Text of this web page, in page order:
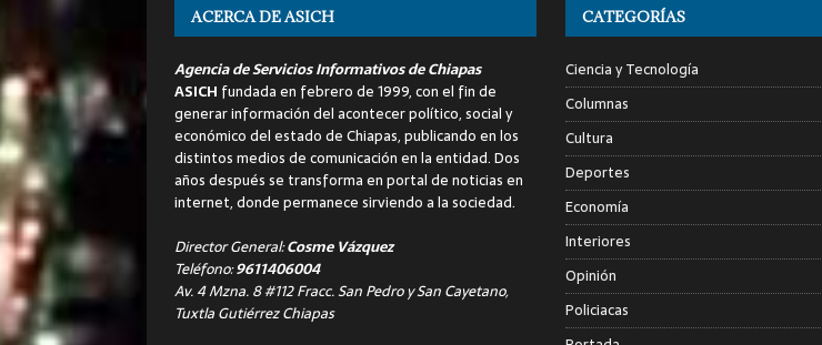
ACERCA DE ASICH
Agencia de Servicios Informativos de Chiapas
ASICH fundada en febrero de 1999, con el fin de
generar información del acontecer político, social y
económico del estado de Chiapas, publicando en los
distintos medios de comunicación en la entidad. Dos
años después se transforma en portal de noticias en
internet, donde permanece sirviendo a la sociedad.
Director General:Cosme Vázquez
Teléfono:9611406004
Av. 4 Mzna. 8 #112 Fracc. San Pedro y San Cayetano,
Tuxtla Gutiérrez Chiapas
CATEGORÍAS
Ciencia y Tecnología
Columnas
Cultura
Deportes
Economía
Interiores
Opinión
Policiacas